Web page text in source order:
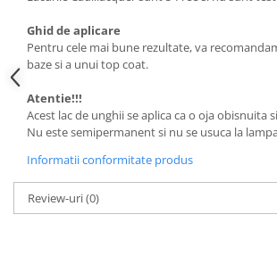
Ghid de aplicare
Pentru cele mai bune rezultate, va
baze si a unui top coat.
Atentie!!!
Acest lac de unghii se aplica ca o oja obisnuita
Nu este semipermanent si nu se usuca la
Informatii conformitate produs
Review-uri(0)